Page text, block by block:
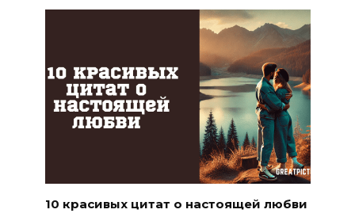
10 красивых цитат о настоящей любви